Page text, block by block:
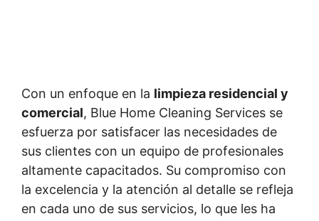
Con un enfoque en la limpieza residencial y
comercial, Blue Home Cleaning Services se
esfuerza por satisfacer las necesidades de
sus clientes con un equipo de profesionales
altamente capacitados. Su compromiso con
la excelencia y la atención al detalle se refleja
en cada uno de sus servicios, lo que les ha